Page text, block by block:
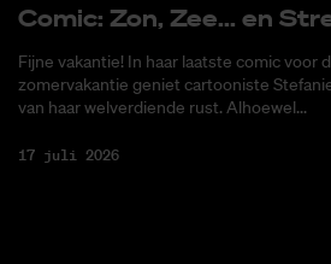
Co­mic: Zon, Zee... en
Fijne vakantie! In haar laatste comic voor
zomervakantie geniet cartooniste
van haar welverdiende rust. Alhoewel...
17 juli 2026